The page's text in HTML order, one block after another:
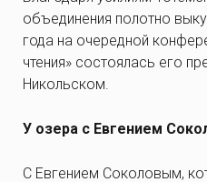
объединения полотно
года на очередной
чтения» состоялась его
Никольском.
У озера с Евгением
С Евгением Соколовым,